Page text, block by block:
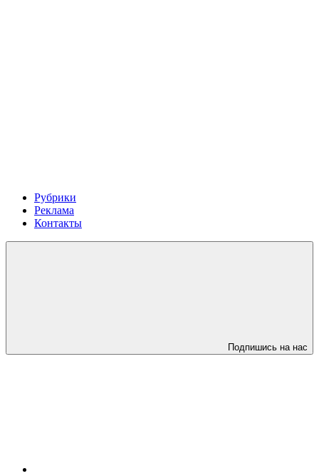
Рубрики
Реклама
Контакты
Подпишись на нас